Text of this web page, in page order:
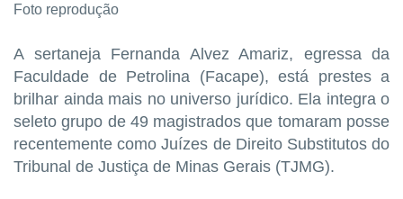
Foto reprodução
A sertaneja Fernanda Alvez Amariz, egressa da
Faculdade de Petrolina (Facape), está prestes a
brilhar ainda mais no universo jurídico. Ela integra o
seleto grupo de 49 magistrados que tomaram posse
recentemente como Juízes de Direito Substitutos do
Tribunal de Justiça de Minas Gerais (TJMG).